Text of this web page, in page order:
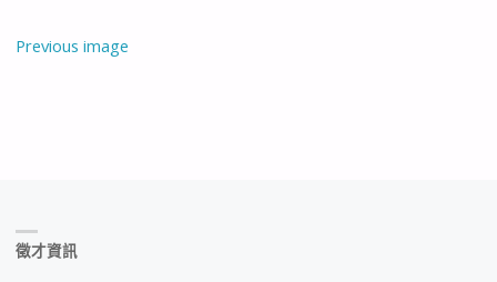
Previous image
徵才資訊